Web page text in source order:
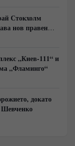
Стокхолм
нов правен
„Киев-111“ и
„Фламинго“
докато
Шевченко